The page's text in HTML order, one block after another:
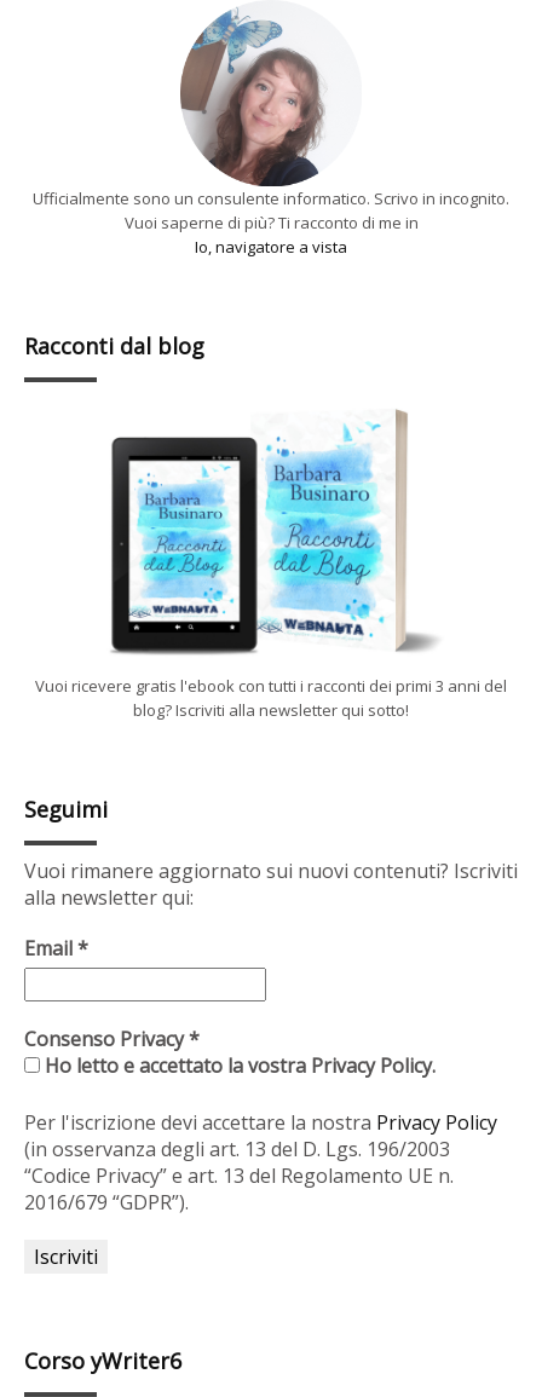
Ufficialmente sono un consulente informatico. Scrivo in incognito.
Vuoi saperne di più? Ti racconto di me in
Io, navigatore a vista
Racconti dal blog
Vuoi ricevere gratis l'ebook con tutti i racconti dei primi 3 anni del
blog? Iscriviti alla newsletter qui sotto!
Seguimi
Vuoi rimanere aggiornato sui nuovi contenuti? Iscriviti
alla newsletter qui:
Email*
Consenso Privacy*
Ho letto e accettato la vostra Privacy Policy.
Per l'iscrizione devi accettare la nostra Privacy Policy
(in osservanza degli art. 13 del D. Lgs. 196/2003
“Codice Privacy” e art. 13 del Regolamento UE n.
2016/679 “GDPR”).
Corso yWriter6